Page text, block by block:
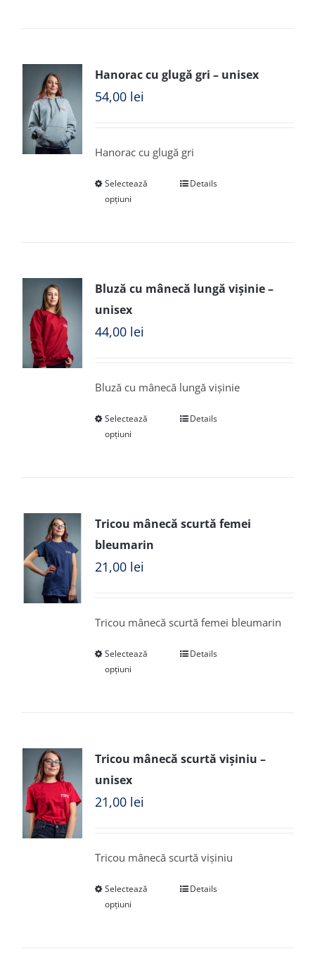
Hanorac cu glugă gri – unisex
54,00 lei
Hanorac cu glugă gri
Selectează
opțiuni
Details
Bluză cu mânecă lungă vișinie –
unisex
44,00 lei
Bluză cu mânecă lungă vișinie
Selectează
opțiuni
Details
Tricou mânecă scurtă femei
bleumarin
21,00 lei
Tricou mânecă scurtă femei bleumarin
Selectează
opțiuni
Details
Tricou mânecă scurtă vișiniu –
unisex
21,00 lei
Tricou mânecă scurtă vișiniu
Selectează
opțiuni
Details